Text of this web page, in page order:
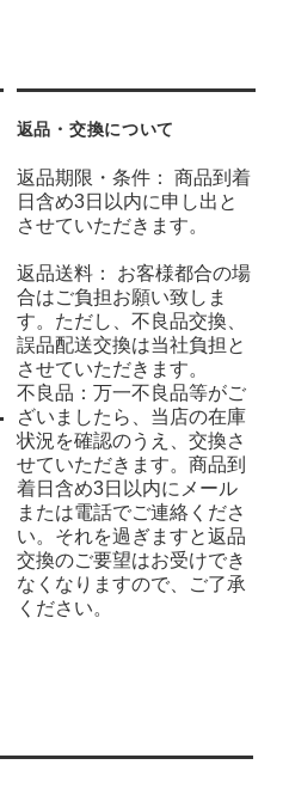
返品・交換について
返品期限・条件： 商品到着
日含め3日以内に申し出と
させていただきます。
返品送料： お客様都合の場
合はご負担お願い致しま
す。ただし、不良品交換、
誤品配送交換は当社負担と
させていただきます。
不良品：万一不良品等がご
ざいましたら、当店の在庫
状況を確認のうえ、交換さ
せていただきます。商品到
着日含め3日以内にメール
または電話でご連絡くださ
い。それを過ぎますと返品
交換のご要望はお受けでき
なくなりますので、ご了承
ください。